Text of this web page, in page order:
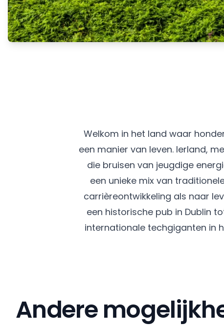
Welkom in het land waar
een manier van leven. Ierland,
die bruisen van jeugdige
een unieke mix van
carrièreontwikkeling als naar
een historische pub in Dublin
internationale techgiganten in
Andere